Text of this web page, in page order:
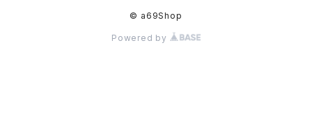
© a69Shop
Powered by